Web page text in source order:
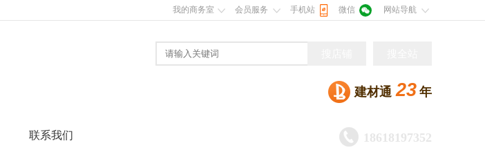
我的商务室 会员服务 手机站 微信 网站导航
建材通 23 年
联系我们  18618197352